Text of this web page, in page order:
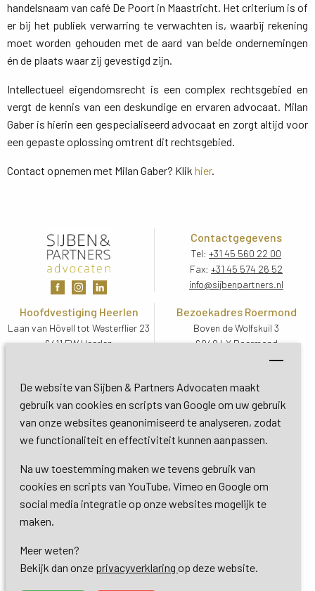
De website van Sijben & Partners Advocaten maakt
gebruik van cookies en scripts van Google om uw gebruik
van onze websites geanonimiseerd te analyseren, zodat
we functionaliteit en effectiviteit kunnen aanpassen.
Na uw toestemming maken we tevens gebruik van
cookies en scripts van YouTube, Vimeo en Google om
social media integratie op onze websites mogelijk te
maken.
Meer weten?
Bekijk dan onze privacyverklaring op deze website.
handelsnaam van café De Poort in Maastricht. Het criterium is of
er bij het publiek verwarring te verwachten is, waarbij rekening
moet worden gehouden met de aard van beide ondernemingen
én de plaats waar zij gevestigd zijn.
Intellectueel eigendomsrecht is een complex rechtsgebied en
vergt de kennis van een deskundige en ervaren advocaat. Milan
Gaber is hierin een gespecialiseerd advocaat en zorgt altijd voor
een gepaste oplossing omtrent dit rechtsgebied.
Contact opnemen met Milan Gaber? Klik hier.
Contactgegevens
Tel: +31 45 560 22 00
Fax: +31 45 574 26 52
info@sijbenpartners.nl
Hoofdvestiging Heerlen
Laan van Hövell tot Westerflier 23
6411 EW Heerlen
Bezoekadres Roermond
Boven de Wolfskuil 3
6049 LX Roermond
Routebeschrijving
Bezoekadres De Bilt
Soestdijkseweg Zuid 13
3732 HC De Bilt (Utrecht)
Copyright 2026 © Sijben & Partners